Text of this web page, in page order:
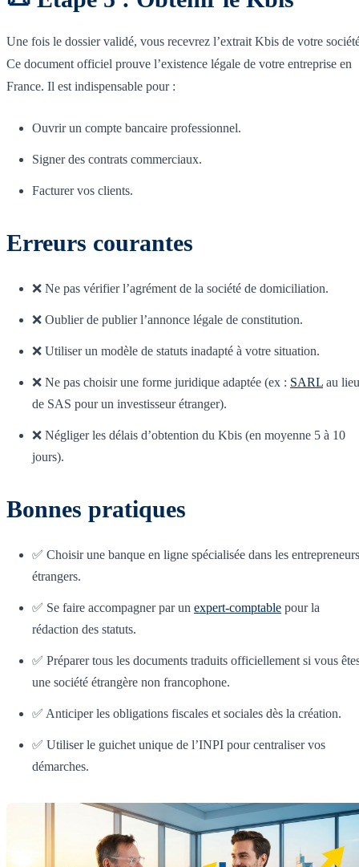
Une fois le dossier validé, vous recevrez l’extrait Kbis de votre
Ce document officiel prouve l’existence légale de votre entreprise en
France. Il est indispensable pour :
Ouvrir un compte bancaire professionnel.
Signer des contrats commerciaux.
Facturer vos clients.
Erreurs courantes
❌ Ne pas vérifier l’agrément de la société de domiciliation.
❌ Oublier de publier l’annonce légale de constitution.
❌ Utiliser un modèle de statuts inadapté à votre situation.
❌ Ne pas choisir une forme juridique adaptée (ex : SARL au lieu
de SAS pour un investisseur étranger).
❌ Négliger les délais d’obtention du Kbis (en moyenne 5 à 10
jours).
Bonnes pratiques
✅ Choisir une banque en ligne spécialisée dans les entrepreneurs
étrangers.
✅ Se faire accompagner par un expert-comptable pour la
rédaction des statuts.
✅ Préparer tous les documents traduits officiellement si vous
une société étrangère non francophone.
✅ Anticiper les obligations fiscales et sociales dès la création.
✅ Utiliser le guichet unique de l’INPI pour centraliser vos
démarches.